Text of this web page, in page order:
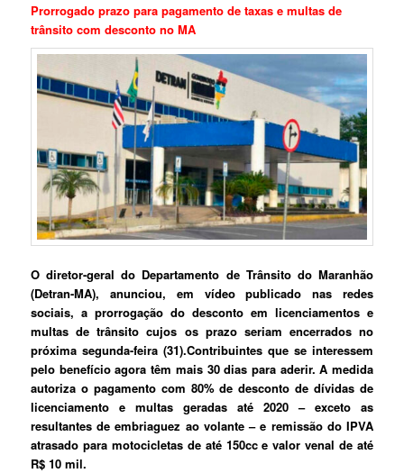
Prorrogado prazo para pagamento de taxas e multas de
trânsito com desconto no MA
O diretor-geral do Departamento de Trânsito do Maranhão
(Detran-MA), anunciou, em vídeo publicado nas redes
sociais, a prorrogação do desconto em licenciamentos e
multas de trânsito cujos os prazo seriam encerrados no
próxima segunda-feira (31).Contribuintes que se interessem
pelo benefício agora têm mais 30 dias para aderir. A medida
autoriza o pagamento com 80% de desconto de dívidas de
licenciamento e multas geradas até 2020 – exceto as
resultantes de embriaguez ao volante – e remissão do IPVA
atrasado para motocicletas de até 150cc e valor venal de até
R$ 10 mil.